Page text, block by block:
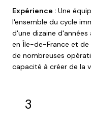
Expérience : Une
l'ensemble du cycle
d'une dizaine
en Île-de-France et de
de nombreuses
capacité à créer de la
3